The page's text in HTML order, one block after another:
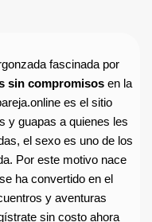
fascinada por
sin compromisos en la
es el sitio
y guapas a quienes les
el sexo es uno de los
Por este motivo nace
ha convertido en el
y aventuras
sin costo ahora